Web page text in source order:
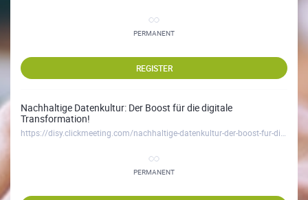
PERMANENT
REGISTER
Nachhaltige Datenkultur: Der Boost für die digitale
Transformation!
PERMANENT